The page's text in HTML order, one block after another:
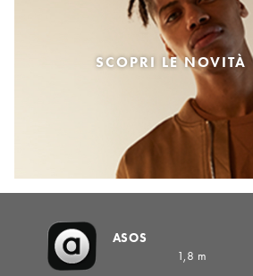
SCOPRI LE NOVITÀ
ASOS
1,8 m